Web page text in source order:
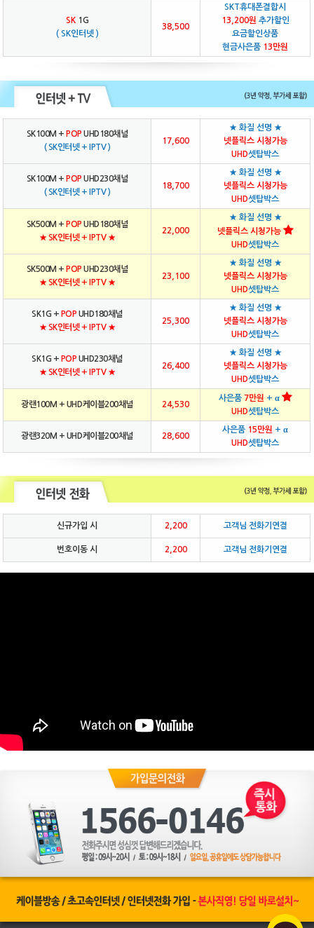
SK1G
( SK인터넷 )
38,500
SKT휴대폰결합시
13,200원 추가할인
요금할인상품
현금사은품 13만원
SK100M + POP UHD180채널
( SK인터넷 + IPTV )
17,600
★ 화질 선명 ★
넷플릭스 시청가능
UHD셋탑박스
SK100M + POP UHD230채널
( SK인터넷 + IPTV )
18,700
★ 화질 선명 ★
넷플릭스 시청가능
UHD셋탑박스
SK500M + POP UHD180채널
★ SK인터넷 + IPTV ★
22,000
★ 화질 선명 ★
넷플릭스 시청가능
UHD셋탑박스
SK500M + POP UHD230채널
★ SK인터넷 + IPTV ★
23,100
★ 화질 선명 ★
넷플릭스 시청가능
UHD셋탑박스
SK1G + POP UHD180채널
★ SK인터넷 + IPTV ★
25,300
★ 화질 선명 ★
넷플릭스 시청가능
UHD셋탑박스
SK1G + POP UHD230채널
★ SK인터넷 + IPTV ★
26,400
★ 화질 선명 ★
넷플릭스 시청가능
UHD셋탑박스
광랜100M + UHD케이블200채널 24,530
사은품 7만원 + α
UHD셋탑박스
광랜320M + UHD케이블200채널 28,600
사은품 15만원 + α
UHD셋탑박스
신규가입 시 2,200 고객님 전화기연결
번호이동 시 2,200 고객님 전화기연결